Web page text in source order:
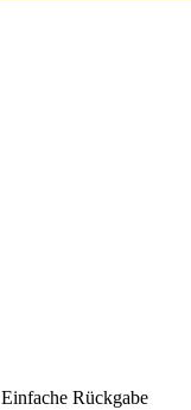
Einfache Rückgabe